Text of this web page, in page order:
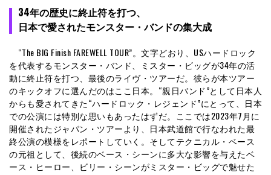
34年の歴史に終止符を打つ、
日本で愛されたモンスター・バンドの集大成
“The BIG Finish FAREWELL TOUR”。文字どおり、USハードロック
を代表するモンスター・バンド、ミスター・ビッグが34年の活
動に終止符を打つ、最後のライヴ・ツアーだ。彼らが本ツアー
のキックオフに選んだのはここ日本。“親日バンド”として日本人
からも愛されてきた“ハードロック・レジェンド”にとって、日本
での公演には特別な思いもあったはずだ。ここでは2023年7月に
開催されたジャパン・ツアーより、日本武道館で行なわれた最
終公演の模様をレポートしていく。そしてテクニカル・ベース
の元祖として、後続のベース・シーンに多大な影響を与えたベ
ース・ヒーロー、ビリー・シーンがミスター・ビッグで魅せた